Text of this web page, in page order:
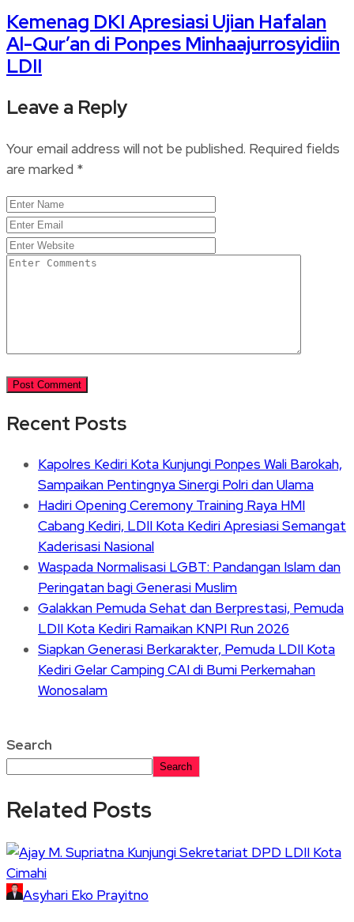
Kemenag DKI Apresiasi Ujian Hafalan
Al-Qur’an di Ponpes Minhaajurrosyidiin
LDII
Leave a Reply
Your email address will not be published. Required fields
are marked *
Recent Posts
Kapolres Kediri Kota Kunjungi Ponpes Wali Barokah,
Sampaikan Pentingnya Sinergi Polri dan Ulama
Hadiri Opening Ceremony Training Raya HMI
Cabang Kediri, LDII Kota Kediri Apresiasi Semangat
Kaderisasi Nasional
Waspada Normalisasi LGBT: Pandangan Islam dan
Peringatan bagi Generasi Muslim
Galakkan Pemuda Sehat dan Berprestasi, Pemuda
LDII Kota Kediri Ramaikan KNPI Run 2026
Siapkan Generasi Berkarakter, Pemuda LDII Kota
Kediri Gelar Camping CAI di Bumi Perkemahan
Wonosalam
Search
Search
Related Posts
Asyhari Eko Prayitno